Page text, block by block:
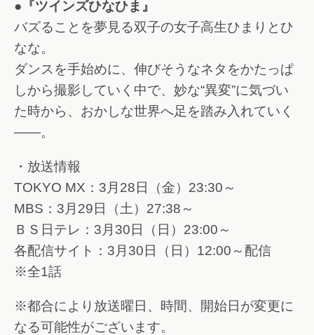
●『ツインズひなひま』
バズることを夢見る双子の女子高生ひまりとひ
なな。
ダンスを手始めに、伸びそうなネタをかたっぱ
しから撮影していく中で、妙な“異変”に気づい
た時から、おかしな世界へ足を踏み入れていく
――。
・放送情報
TOKYO MX：3月28日（金）23:30～
MBS：3月29日（土）27:38～
ＢＳ日テレ：3月30日（日）23:00～
各配信サイト：3月30日（日）12:00～配信
※全1話
※都合により放送曜日、時間、開始日が変更に
なる可能性がございます。